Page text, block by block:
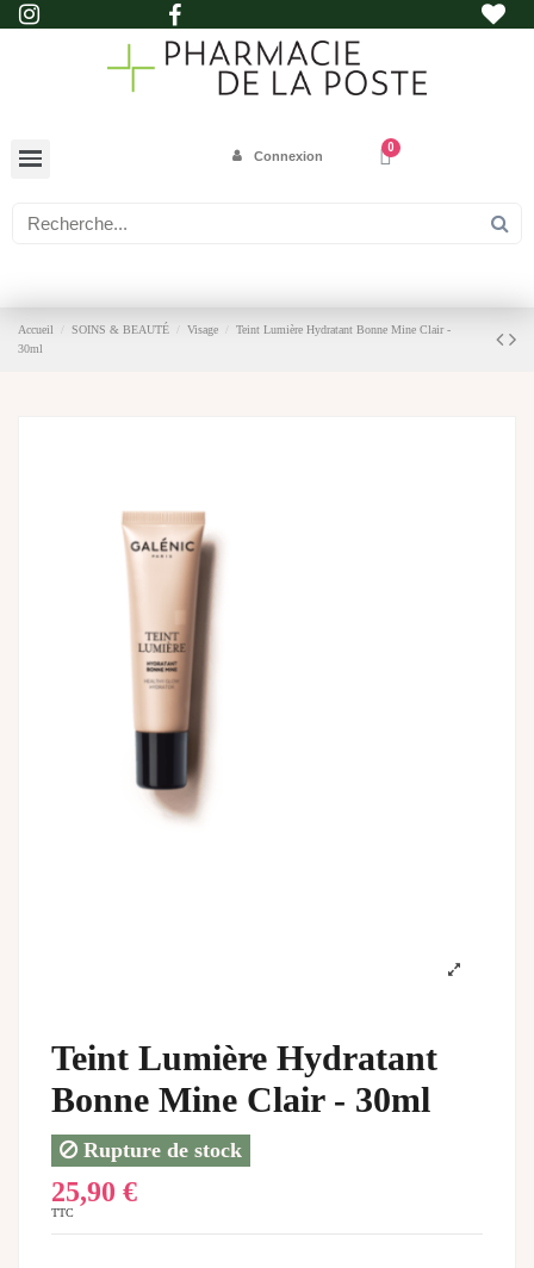
Connexion
Accueil SOINS & BEAUTÉ Visage
Teint Lumière Hydratant Bonne Mine Clair -
30ml
Teint Lumière Hydratant
Bonne Mine Clair - 30ml
Rupture de stock
25,90 €
TTC